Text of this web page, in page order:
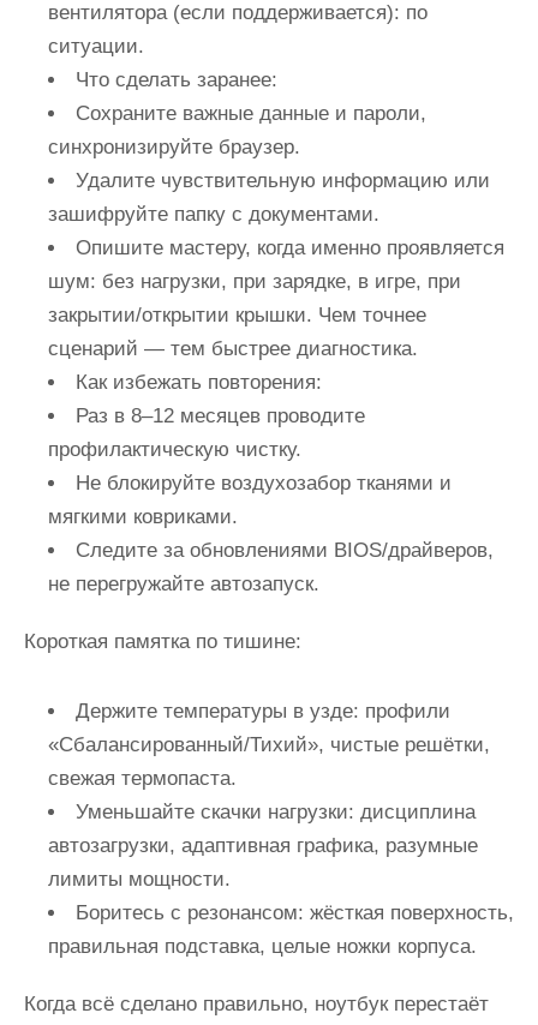
вентилятора (если поддерживается): по
ситуации.
Что сделать заранее:
Сохраните важные данные и пароли,
синхронизируйте браузер.
Удалите чувствительную информацию или
зашифруйте папку с документами.
Опишите мастеру, когда именно проявляется
шум: без нагрузки, при зарядке, в игре, при
закрытии/открытии крышки. Чем точнее
сценарий — тем быстрее диагностика.
Как избежать повторения:
Раз в 8–12 месяцев проводите
профилактическую чистку.
Не блокируйте воздухозабор тканями и
мягкими ковриками.
Следите за обновлениями BIOS/драйверов,
не перегружайте автозапуск.
Короткая памятка по тишине:
Держите температуры в узде: профили
«Сбалансированный/Тихий», чистые решётки,
свежая термопаста.
Уменьшайте скачки нагрузки: дисциплина
автозагрузки, адаптивная графика, разумные
лимиты мощности.
Боритесь с резонансом: жёсткая поверхность,
правильная подставка, целые ножки корпуса.
Когда всё сделано правильно, ноутбук перестаёт